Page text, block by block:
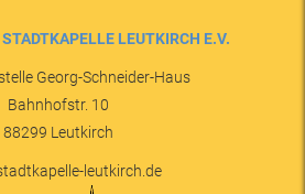
LEUTKIRCH E.V.
Georg-Schneider-Haus
Bahnhofstr. 10
88299 Leutkirch
leutkirch.de